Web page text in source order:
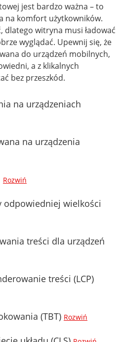
jest bardzo ważna – to
na komfort użytkowników.
dlatego witryna musi ładować
wyglądać. Upewnij się, że
do urządzeń mobilnych,
a z klikalnych
bez przeszkód.
na urządzeniach
na urządzenia
Rozwiń
odpowiedniej wielkości
treści dla urządzeń
treści (LCP)
(TBT) Rozwiń